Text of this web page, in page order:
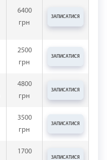
6400
грн
ЗАПИСАТИСЯ
2500
грн
ЗАПИСАТИСЯ
4800
грн
ЗАПИСАТИСЯ
3500
грн
ЗАПИСАТИСЯ
1700
ЗАПИСАТИСЯ